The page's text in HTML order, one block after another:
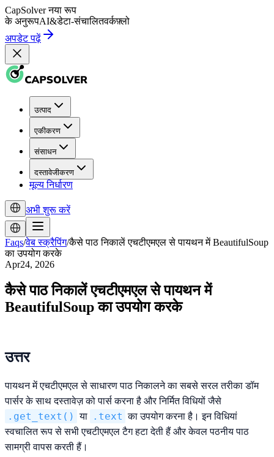
CapSolver नया रूप
के अनुरूपAI&डेटा-संचालितवर्कफ़्लो
अपडेट पढ़ें
उत्पाद
एकीकरण
संसाधन
दस्तावेजीकरण
मूल्य निर्धारण
अभी शुरू करें
Faqs/वेब स्क्रैपिंग/कैसे पाठ निकालें एचटीएमएल से पायथन में BeautifulSoup
का उपयोग करके
Apr24, 2026
कैसे पाठ निकालें एचटीएमएल से पायथन में
BeautifulSoup का उपयोग करके
उत्तर
पायथन में एचटीएमएल से साधारण पाठ निकालने का सबसे सरल तरीका डॉम
पार्सर के साथ दस्तावेज़ को पार्स करना है और निर्मित विधियों जैसे
.get_text() या .text का उपयोग करना है। इन विधियां
स्वचालित रूप से सभी एचटीएमएल टैग हटा देती हैं और केवल पठनीय पाठ
सामग्री वापस करती हैं।